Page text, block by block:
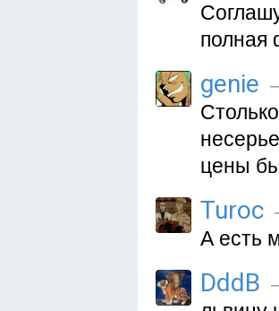
полная
genie
цены
Turoc
А есть
DddB